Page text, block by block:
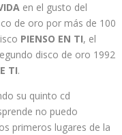
en el gusto del
de oro por más de 100
PIENSO EN TI, el
disco de oro 1992
TI.
su quinto cd
no puedo
primeros lugares de la